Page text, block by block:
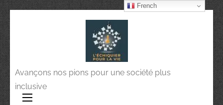
Avançons nos pions pour une société plus
inclusive
French